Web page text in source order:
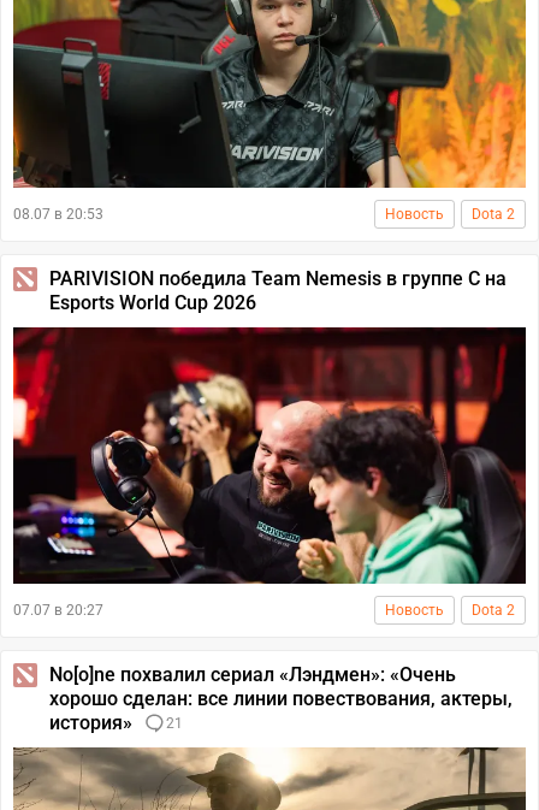
08.07 в 20:53 Новость Dota 2
PARIVISION победила Team Nemesis в группе С на
Esports World Cup 2026
07.07 в 20:27 Новость Dota 2
No[o]ne похвалил сериал «Лэндмен»: «Очень
хорошо сделан: все линии повествования, актеры,
история»
21